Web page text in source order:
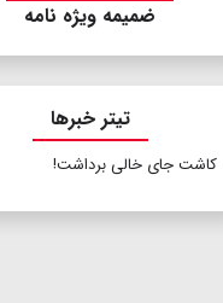
ضمیمه ویژه نامه
تیتر خبرها
کاشت جای خالی برداشت!